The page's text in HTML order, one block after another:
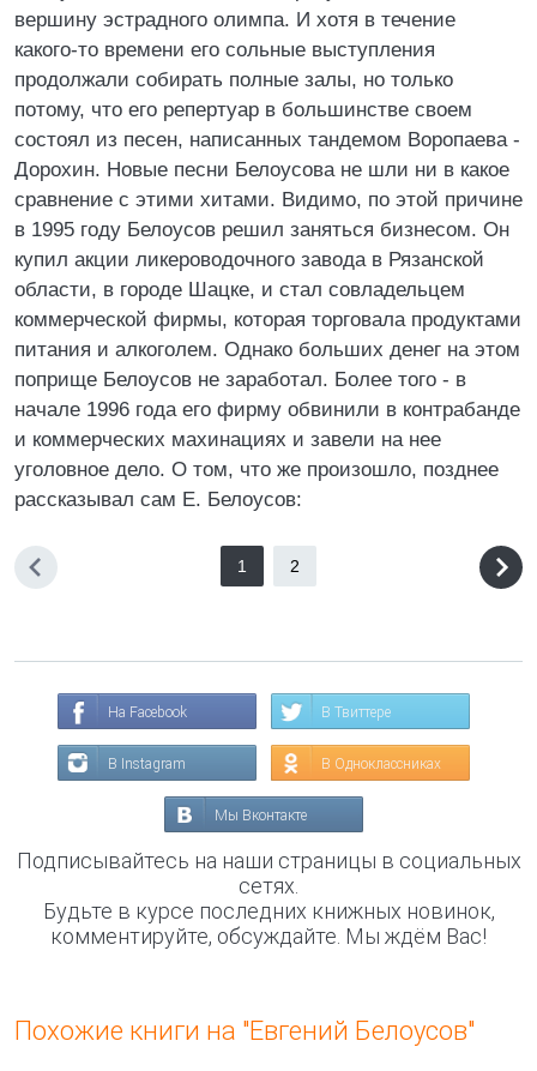
вершину эстрадного олимпа. И хотя в течение
какого-то времени его сольные выступления
продолжали собирать полные залы, но только
потому, что его репертуар в большинстве своем
состоял из песен, написанных тандемом Воропаева -
Дорохин. Новые песни Белоусова не шли ни в какое
сравнение с этими хитами. Видимо, по этой причине
в 1995 году Белоусов решил заняться бизнесом. Он
купил акции ликероводочного завода в Рязанской
области, в городе Шацке, и стал совладельцем
коммерческой фирмы, которая торговала продуктами
питания и алкоголем. Однако больших денег на этом
поприще Белоусов не заработал. Более того - в
начале 1996 года его фирму обвинили в контрабанде
и коммерческих махинациях и завели на нее
уголовное дело. О том, что же произошло, позднее
рассказывал сам Е. Белоусов:
1 2
На Facebook В Твиттере
В Instagram В Одноклассниках
Мы Вконтакте
Подписывайтесь на наши страницы в социальных
сетях.
Будьте в курсе последних книжных новинок,
комментируйте, обсуждайте. Мы ждём Вас!
Похожие книги на "Евгений Белоусов"